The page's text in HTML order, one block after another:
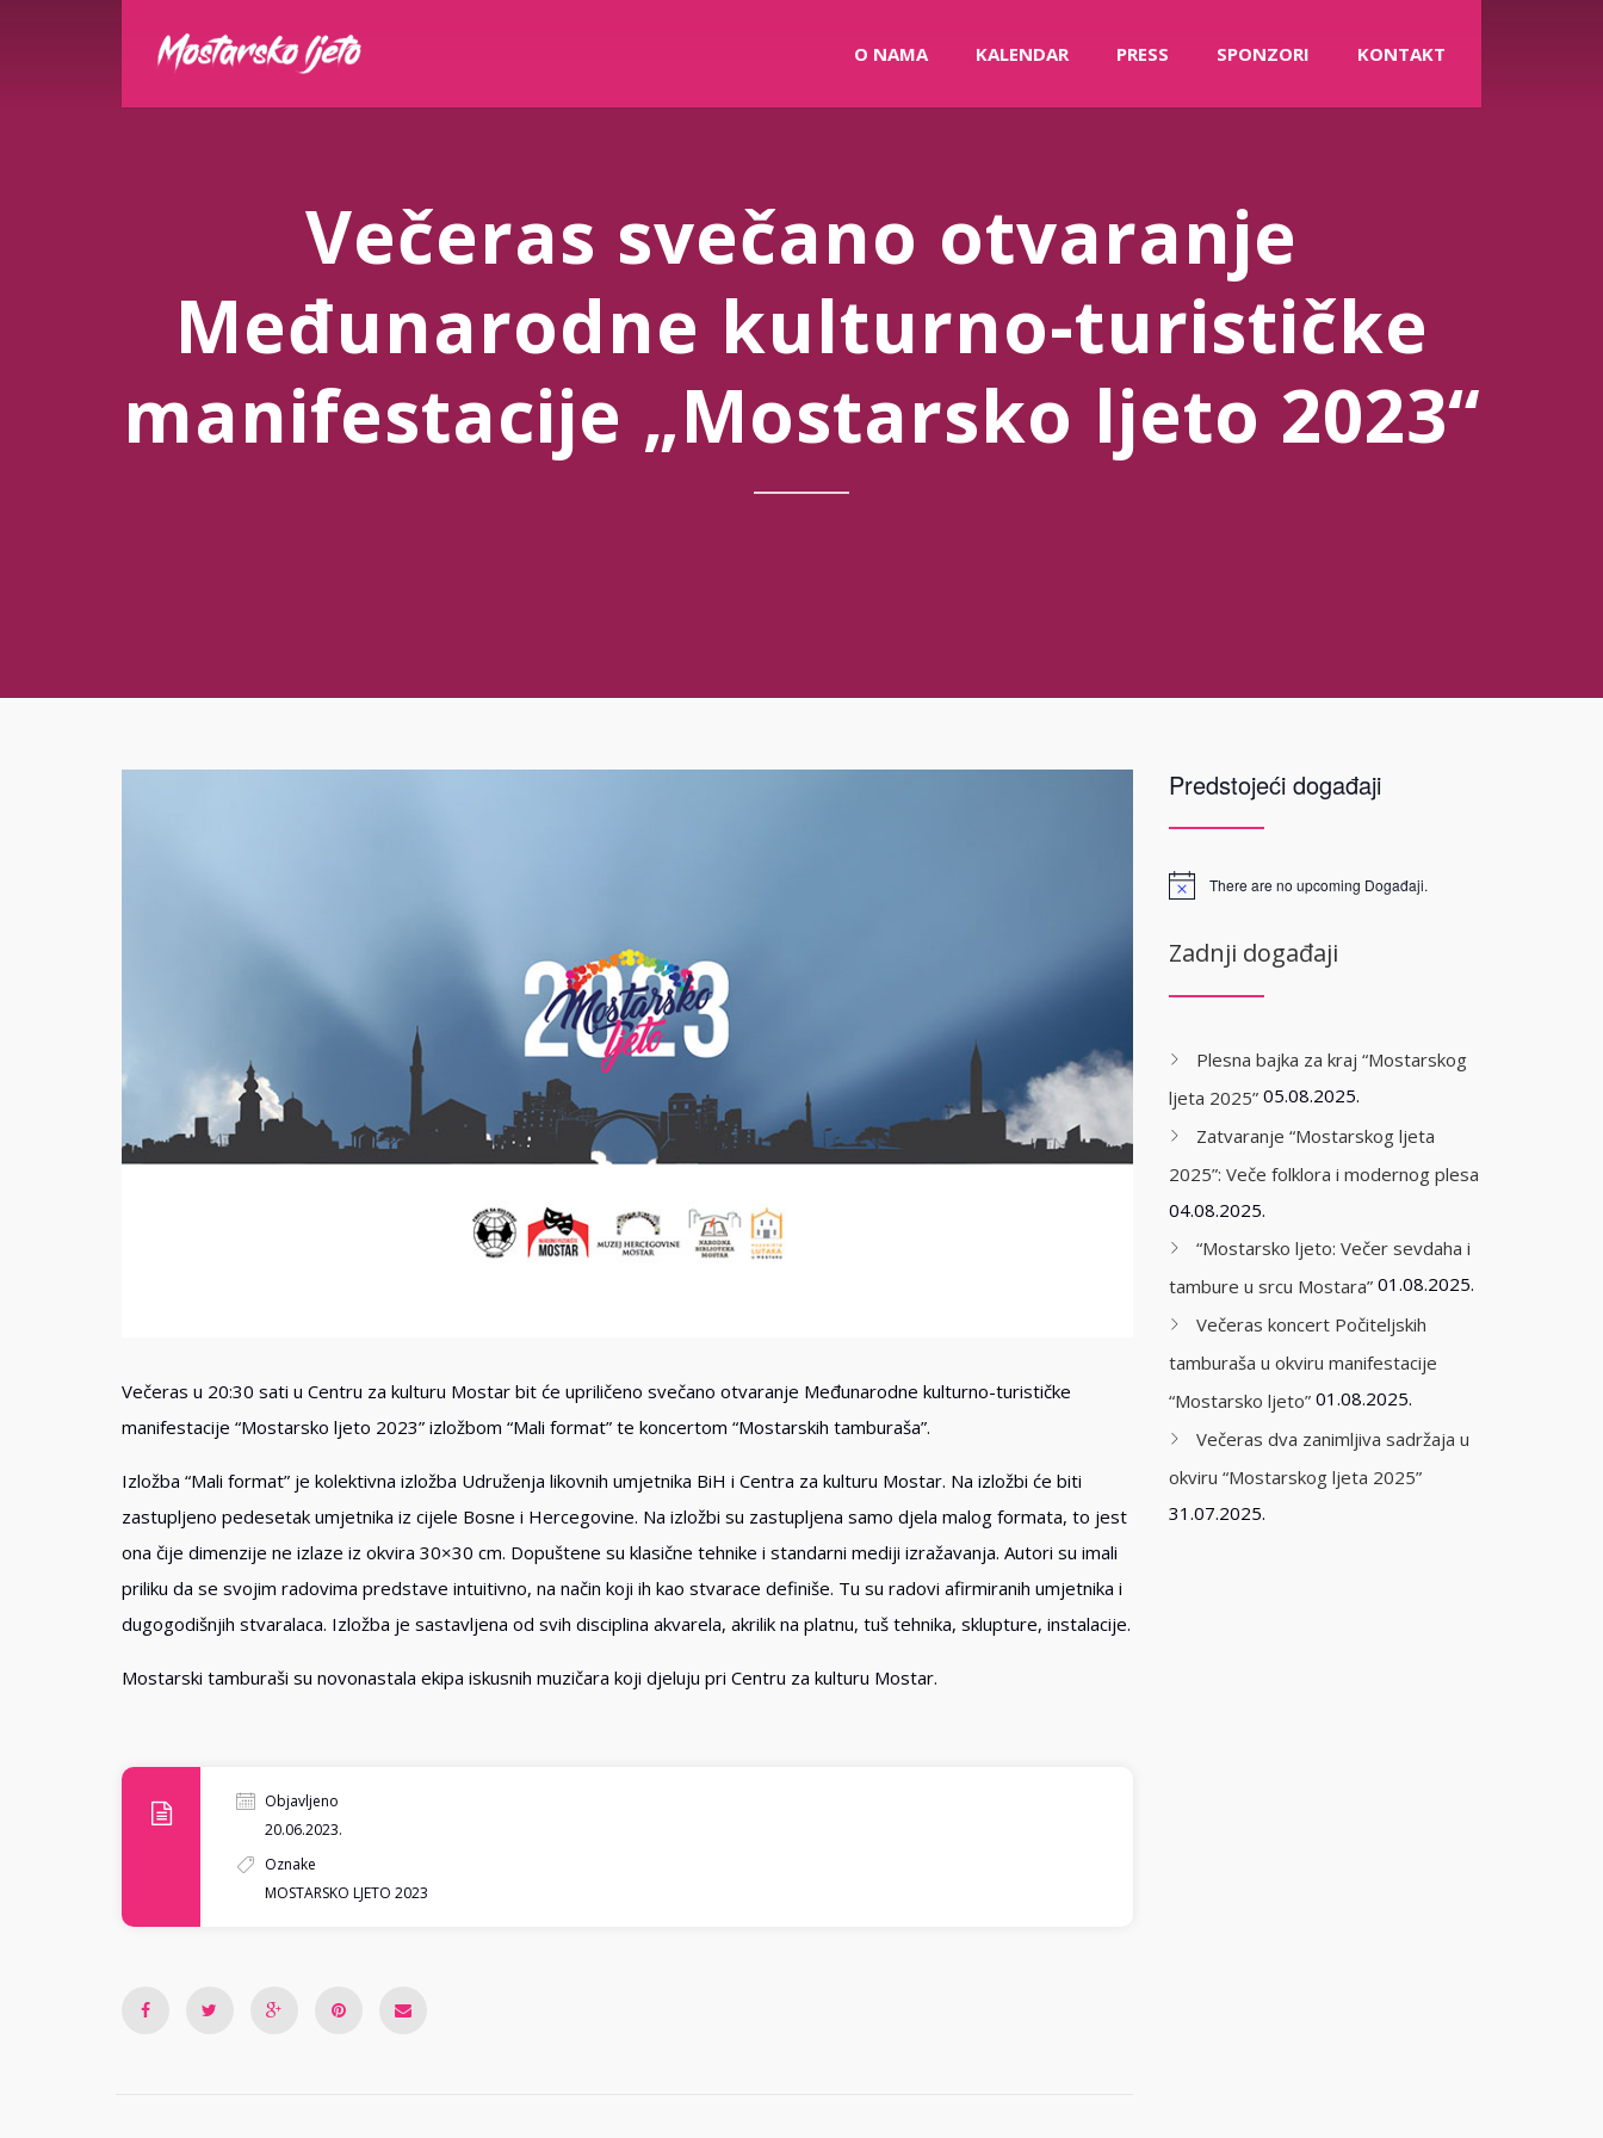
O NAMA KALENDAR PRESS SPONZORI KONTAKT
Večeras svečano otvaranje
Međunarodne kulturno-turističke
manifestacije „Mostarsko ljeto 2023“
Večeras u 20:30 sati u Centru za kulturu Mostar bit će upriličeno svečano otvaranje Međunarodne kulturno-turističke
manifestacije “Mostarsko ljeto 2023” izložbom “Mali format” te koncertom “Mostarskih tamburaša”.
Izložba “Mali format” je kolektivna izložba Udruženja likovnih umjetnika BiH i Centra za kulturu Mostar. Na izložbi će biti
zastupljeno pedesetak umjetnika iz cijele Bosne i Hercegovine. Na izložbi su zastupljena samo djela malog formata, to jest
ona čije dimenzije ne izlaze iz okvira 30×30 cm. Dopuštene su klasične tehnike i standarni mediji izražavanja. Autori su imali
priliku da se svojim radovima predstave intuitivno, na način koji ih kao stvarace definiše. Tu su radovi afirmiranih umjetnika i
dugogodišnjih stvaralaca. Izložba je sastavljena od svih disciplina akvarela, akrilik na platnu, tuš tehnika, sklupture, instalacije.
Mostarski tamburaši su novonastala ekipa iskusnih muzičara koji djeluju pri Centru za kulturu Mostar.
Objavljeno
20.06.2023.
Oznake
MOSTARSKO LJETO 2023
Predstojeći događaji
There are no upcoming Događaji.
Zadnji događaji
Plesna bajka za kraj “Mostarskog
ljeta 2025” 05.08.2025.
Zatvaranje “Mostarskog ljeta
2025”: Veče folklora i modernog plesa
04.08.2025.
“Mostarsko ljeto: Večer sevdaha i
tambure u srcu Mostara” 01.08.2025.
Večeras koncert Počiteljskih
tamburaša u okviru manifestacije
“Mostarsko ljeto” 01.08.2025.
Večeras dva zanimljiva sadržaja u
okviru “Mostarskog ljeta 2025”
31.07.2025.